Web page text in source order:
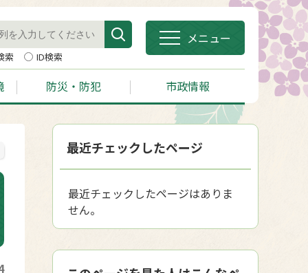
索 ID検索
メニュー
防災・防犯 市政情報
最近チェックしたページ
最近チェックしたページはありま
せん。